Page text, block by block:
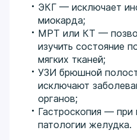
ЭКГ — исключает
миокарда;
МРТ или КТ —
изучить состояние
мягких тканей;
УЗИ брюшной
исключают
органов;
Гастроскопия — при
патологии желудка.